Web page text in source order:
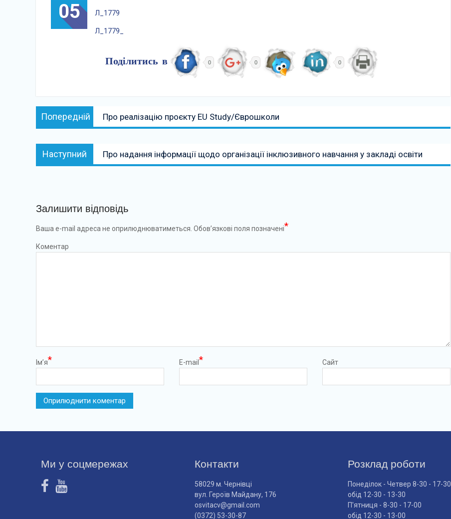
05 Л_1779
Л_1779_
Поділитись в 0 0 0
Навігація
записів
Попередній Попередній:
Про реалізацію проєкту EU Study/Єврошколи
Наступний Наступний:
Про надання інформації щодо організації інклюзивного навчання у закладі освіти
Залишити відповідь
Ваша e-mail адреса не оприлюднюватиметься. Обов’язкові поля позначені*
Коментар
Ім’я* E-mail * Сайт
Ми у соцмережах Контакти
58029 м. Чернівці
вул. Героїв Майдану, 176
osvitacv@gmail.com
(0372) 53-30-87
Розклад роботи
Понеділок - Четвер 8-30 - 17-30
обід 12-30 - 13-30
П'ятниця - 8-30 - 17-00
обід 12-30 - 13-00